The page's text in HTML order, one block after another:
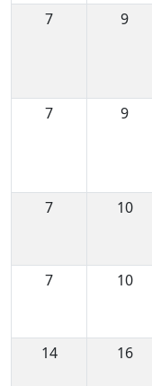
7
9
7
9
7
10
7
10
14
16